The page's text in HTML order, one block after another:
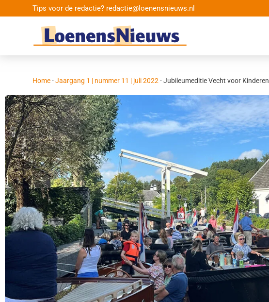
Tips voor de redactie? redactie@loenensnieuws.nl
Home-Jaargang 1 | nummer 11 | juli 2022 -Jubileumeditie Vecht voor Kinderen